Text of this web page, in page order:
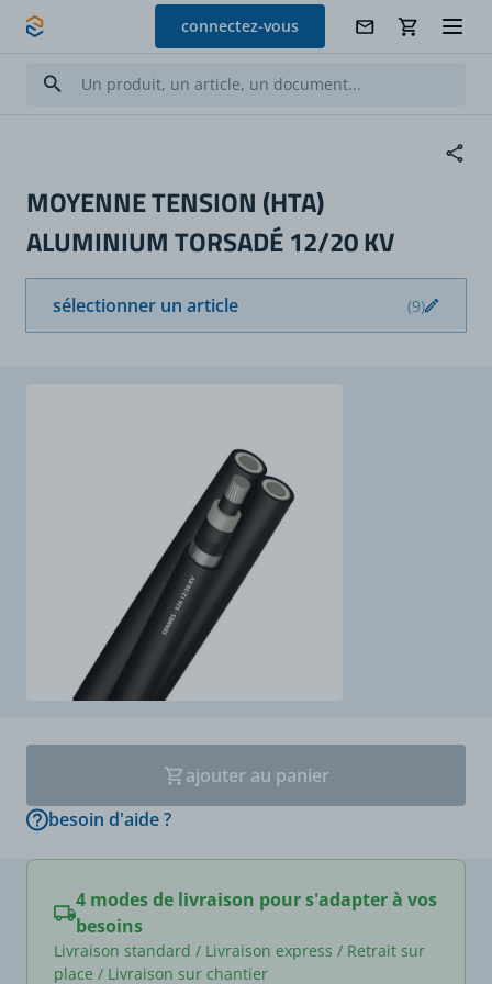
Allez au contenu
connectez-vous
MOYENNE TENSION (HTA)
ALUMINIUM TORSADÉ 12/20 KV
sélectionner un article (9)
ajouter au panier
besoin d'aide ?
4 modes de livraison pour s'adapter à vos
besoins
Livraison standard / Livraison express / Retrait sur
place / Livraison sur chantier